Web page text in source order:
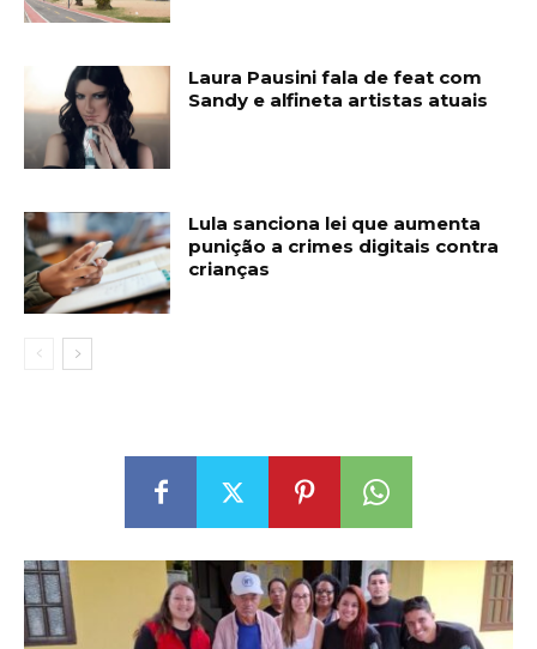
Laura Pausini fala de feat com
Sandy e alfineta artistas atuais
Lula sanciona lei que aumenta
punição a crimes digitais contra
crianças